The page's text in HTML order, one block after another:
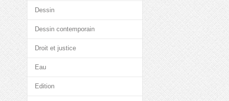
Dessin
Dessin contemporain
Droit et justice
Eau
Edition